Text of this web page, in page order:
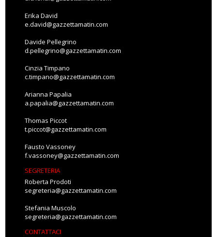
Erika David
e.david@gazzettamatin.com
Davide Pellegrino
d.pellegrino@gazzettamatin.com
Cinzia Timpano
c.timpano@gazzettamatin.com
Arianna Papalia
a.papalia@gazzettamatin.com
Thomas Piccot
t.piccot@gazzettamatin.com
Fausto Vassoney
f.vassoney@gazzettamatin.com
SEGRETERIA
Roberta Prodoti
segreteria@gazzettamatin.com
Stefania Muscolo
segreteria@gazzettamatin.com
CONTATTACI